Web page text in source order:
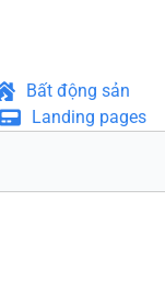
Bất động sản
Landing pages